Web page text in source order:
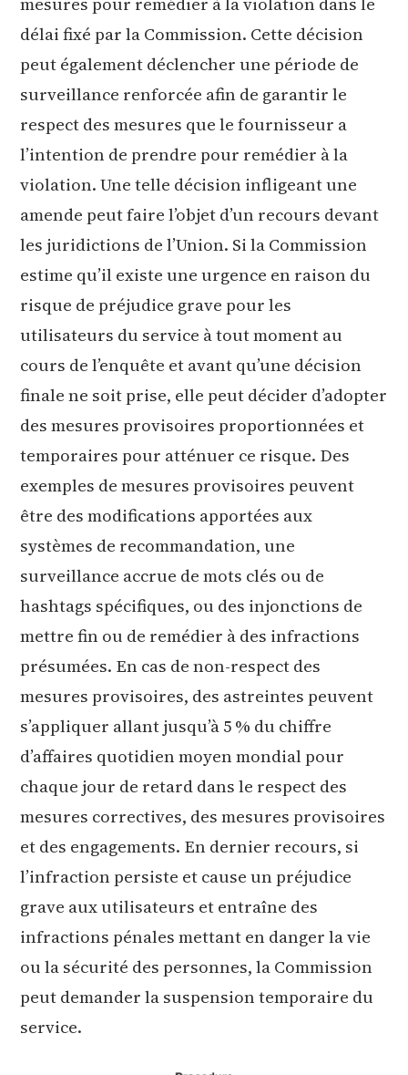
délai fixé par la Commission. Cette décision
peut également déclencher une période de
surveillance renforcée afin de garantir le
respect des mesures que le fournisseur a
l’intention de prendre pour remédier à la
violation. Une telle décision infligeant une
amende peut faire l’objet d’un recours devant
les juridictions de l’Union. Si la Commission
estime qu’il existe une urgence en raison du
risque de préjudice grave pour les
utilisateurs du service à tout moment au
cours de l’enquête et avant qu’une décision
finale ne soit prise, elle peut décider d’adopter
des mesures provisoires proportionnées et
temporaires pour atténuer ce risque. Des
exemples de mesures provisoires peuvent
être des modifications apportées aux
systèmes de recommandation, une
surveillance accrue de mots clés ou de
hashtags spécifiques, ou des injonctions de
mettre fin ou de remédier à des infractions
présumées. En cas de non-respect des
mesures provisoires, des astreintes peuvent
s’appliquer allant jusqu’à 5 % du chiffre
d’affaires quotidien moyen mondial pour
chaque jour de retard dans le respect des
mesures correctives, des mesures provisoires
et des engagements. En dernier recours, si
l’infraction persiste et cause un préjudice
grave aux utilisateurs et entraîne des
infractions pénales mettant en danger la vie
ou la sécurité des personnes, la Commission
peut demander la suspension temporaire du
service.